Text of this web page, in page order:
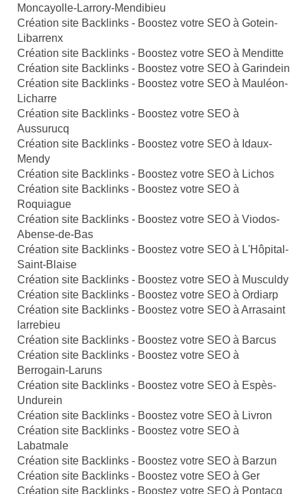
Moncayolle-Larrory-Mendibieu
Création site Backlinks - Boostez votre SEO à Gotein-
Libarrenx
Création site Backlinks - Boostez votre SEO à Menditte
Création site Backlinks - Boostez votre SEO à Garindein
Création site Backlinks - Boostez votre SEO à Mauléon-
Licharre
Création site Backlinks - Boostez votre SEO à
Aussurucq
Création site Backlinks - Boostez votre SEO à Idaux-
Mendy
Création site Backlinks - Boostez votre SEO à Lichos
Création site Backlinks - Boostez votre SEO à
Roquiague
Création site Backlinks - Boostez votre SEO à Viodos-
Abense-de-Bas
Création site Backlinks - Boostez votre SEO à L'Hôpital-
Saint-Blaise
Création site Backlinks - Boostez votre SEO à Musculdy
Création site Backlinks - Boostez votre SEO à Ordiarp
Création site Backlinks - Boostez votre SEO à Arrasaint
larrebieu
Création site Backlinks - Boostez votre SEO à Barcus
Création site Backlinks - Boostez votre SEO à
Berrogain-Laruns
Création site Backlinks - Boostez votre SEO à Espès-
Undurein
Création site Backlinks - Boostez votre SEO à Livron
Création site Backlinks - Boostez votre SEO à
Labatmale
Création site Backlinks - Boostez votre SEO à Barzun
Création site Backlinks - Boostez votre SEO à Ger
Création site Backlinks - Boostez votre SEO à Pontacq